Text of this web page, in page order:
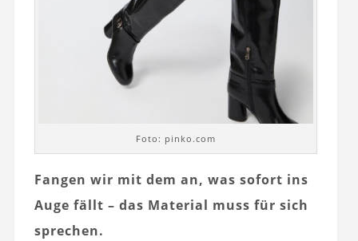
Foto: pinko.com
Fangen wir mit dem an, was sofort ins
Auge fällt – das Material muss für sich
sprechen.